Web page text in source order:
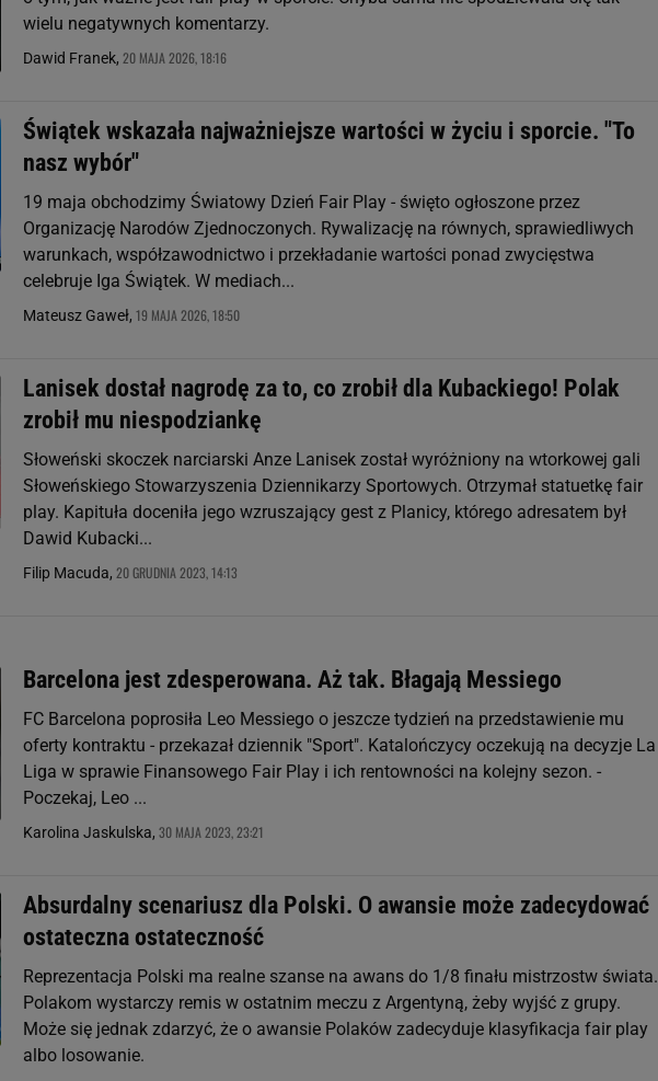
wielu negatywnych komentarzy.
Dawid Franek, 20 MAJA 2026, 18:16
Świątek wskazała najważniejsze wartości w życiu i sporcie. "To
nasz wybór"
19 maja obchodzimy Światowy Dzień Fair Play - święto ogłoszone przez
Organizację Narodów Zjednoczonych. Rywalizację na równych, sprawiedliwych
warunkach, współzawodnictwo i przekładanie wartości ponad zwycięstwa
celebruje Iga Świątek. W mediach...
Mateusz Gaweł, 19 MAJA 2026, 18:50
Lanisek dostał nagrodę za to, co zrobił dla Kubackiego! Polak
zrobił mu niespodziankę
Słoweński skoczek narciarski Anze Lanisek został wyróżniony na wtorkowej gali
Słoweńskiego Stowarzyszenia Dziennikarzy Sportowych. Otrzymał statuetkę fair
play. Kapituła doceniła jego wzruszający gest z Planicy, którego adresatem był
Dawid Kubacki...
Filip Macuda, 20 GRUDNIA 2023, 14:13
Barcelona jest zdesperowana. Aż tak. Błagają Messiego
FC Barcelona poprosiła Leo Messiego o jeszcze tydzień na przedstawienie mu
oferty kontraktu - przekazał dziennik "Sport". Katalończycy oczekują na decyzje La
Liga w sprawie Finansowego Fair Play i ich rentowności na kolejny sezon. -
Poczekaj, Leo ...
Karolina Jaskulska, 30 MAJA 2023, 23:21
Absurdalny scenariusz dla Polski. O awansie może zadecydować
ostateczna ostateczność
Reprezentacja Polski ma realne szanse na awans do 1/8 finału mistrzostw świata.
Polakom wystarczy remis w ostatnim meczu z Argentyną, żeby wyjść z grupy.
Może się jednak zdarzyć, że o awansie Polaków zadecyduje klasyfikacja fair play
albo losowanie.